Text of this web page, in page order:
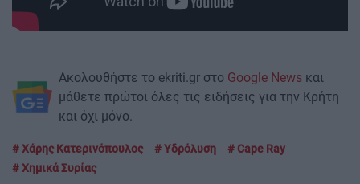
Ακολουθήστε το ekriti.gr στο Google News και
μάθετε πρώτοι όλες τις ειδήσεις για την Κρήτη
και όχι μόνο.
Χάρης Κατερινόπουλος Υδρόλυση
Cape Ray
Χημικά Συρίας